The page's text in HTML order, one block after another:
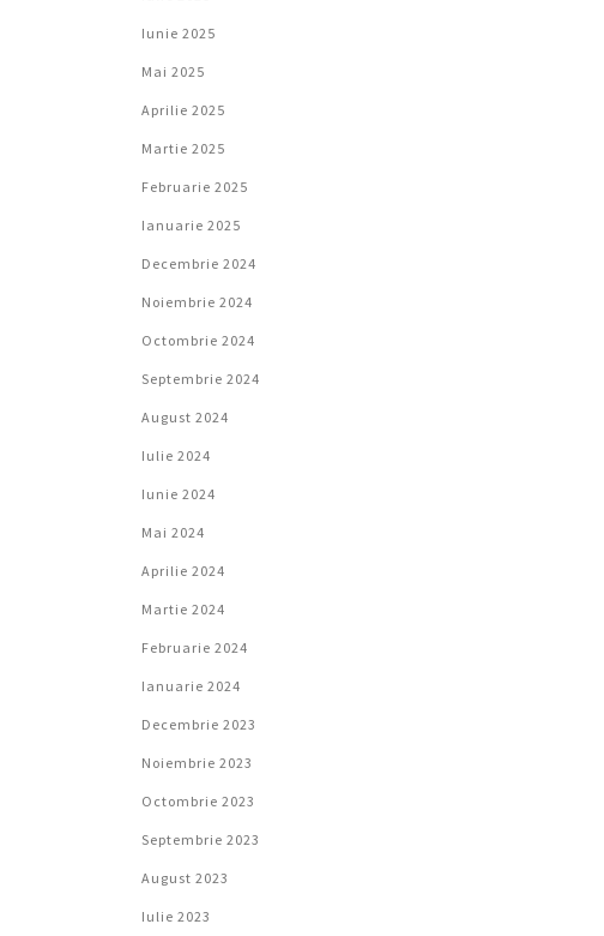
Iunie 2025
Mai 2025
Aprilie 2025
Martie 2025
Februarie 2025
Ianuarie 2025
Decembrie 2024
Noiembrie 2024
Octombrie 2024
Septembrie 2024
August 2024
Iulie 2024
Iunie 2024
Mai 2024
Aprilie 2024
Martie 2024
Februarie 2024
Ianuarie 2024
Decembrie 2023
Noiembrie 2023
Octombrie 2023
Septembrie 2023
August 2023
Iulie 2023